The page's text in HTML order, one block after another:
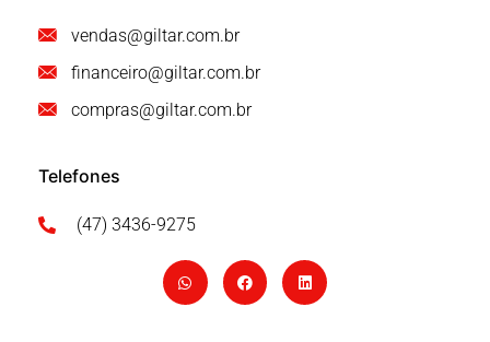
vendas@giltar.com.br
financeiro@giltar.com.br
compras@giltar.com.br
Telefones
(47) 3436-9275